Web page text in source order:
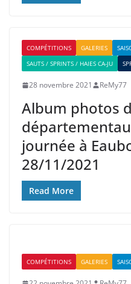
COMPÉTITIONS GALERIES
SAUTS / SPRINTS / HAIES CA-JU
28 novembre 2021 ReMy77
Album photos
journée à
28/11/2021
Read More
COMPÉTITIONS GALERIES